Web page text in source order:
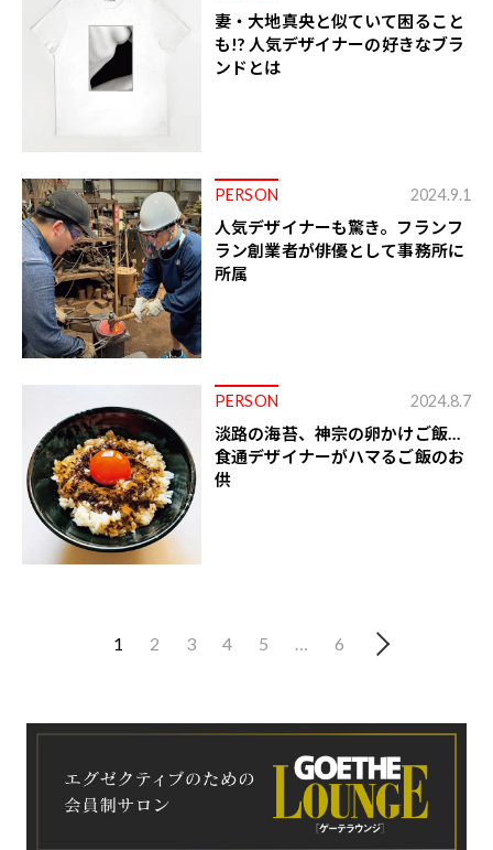
妻・大地真央と似ていて困ること
も!? 人気デザイナーの好きなブラ
ンドとは
PERSON 2024.9.1
人気デザイナーも驚き。フランフ
ラン創業者が俳優として事務所に
所属
PERSON 2024.8.7
淡路の海苔、神宗の卵かけご飯…
食通デザイナーがハマるご飯のお
供
1 2 3 4 5 … 6